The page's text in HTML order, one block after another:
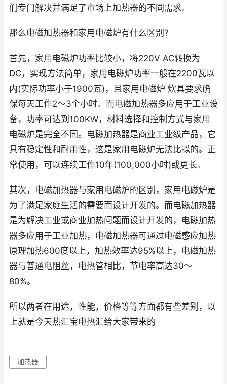
们专门解决并满足了市场上加热器的不同需求。
那么电磁加热器和家用电磁炉有什么区别?
首先，家用电磁炉功率比较小，将220V AC转换为
DC，实现方法简单，家用电磁炉功率一般在2200瓦以
内(实际功率小于1900瓦)，且家用电磁炉 炊具要求确
保每天工作2～3个小时。而电磁加热器多应用于工业设
备，功率可达到100KW，材料选择和控制方式与家用
电磁炉是完全不同。电磁加热器是商业工业级产品，它
具有稳定性和耐用性，这是家用电磁炉无法比拟的。正
常使用，可以连续工作10年(100,000小时)或更长。
其次，电磁加热器与家用电磁炉的区别，家用电磁炉是
为了满足家庭生活的需要而设计开发的。而电磁加热器
是为解决工业或商业加热问题而设计开发的，电磁加热
器多应用于工业加热，电磁加热器可通过电磁感应加热
原理加热600度以上，加热效率达95%以上，电磁加热
器与普通电阻丝，电热管相比，节电率高达30～
80%。
所以两者在用途，性能，价格等等方面都有些差别，以
上就是今天热汇宝电热汇给大家带来的
加热器